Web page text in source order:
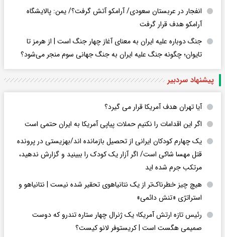
انفجار در عربستان سعودی/ آرامکو آتش گرفت؟/ یمن: پالایشگاه
آرامکو هدف قرار گرفت
جنگ دوباره علیه ایران به معنای آغاز چهار جنگ است | از هرمز تا
تایوان؛ چگونه جنگ علیه ایران به جنگ جهانی سوم منجر می‌شود؟
پیشنهاد سردبیر
آیا تهران هدف آمریکا قرار می گیرد؟
اگر این اقدامات را نکنیم حملات پیاپی آمریکا به ایران حتمی است
یک چهارم کودکان ایرانی از تحصیل بازمانده اند/بهزیستی در پرونده
قتل مهسا شاکی است/ اگر آزار یک کودک را ببینید و گزارش ندهید،
مرتکب جرم شده اید
هیچ چیز خطرناک‌تر از یک نتانیاهوی تحقیر شده نیست | نتانیاهو و
استراتژی «تنش دائمی»
رئیس تازه ارتش آمریکا؛ یک ژنرال چهار ستاره تندرو که دوست
صمیمی هگست است | کریستوفر لانو کیست؟